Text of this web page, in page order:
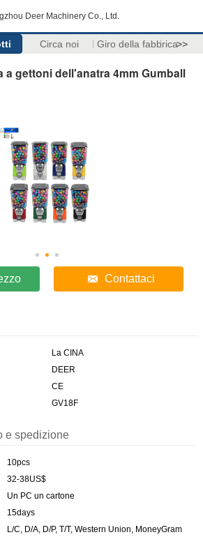
Deer Machinery Co., Ltd.
Circa noi Giro della fabbrica>>
a gettoni dell'anatra 4mm Gumball
Contattaci
La CINA
DEER
CE
GV18F
e spedizione
10pcs
32-38US$
Un PC un cartone
15days
L/C, D/A, D/P, T/T, Western Union, MoneyGram